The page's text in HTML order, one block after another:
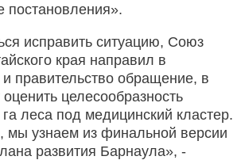
постановления».
исправить ситуацию, Союз
края направил в
правительство обращение, в
целесообразность
леса под медицинский кластер.
мы узнаем из финальной версии
развития Барнаула», -